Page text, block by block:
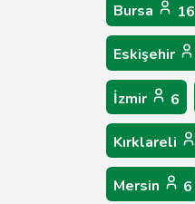
Bursa 16
Eskişehir
İzmir 6
Kırklareli
Mersin 6